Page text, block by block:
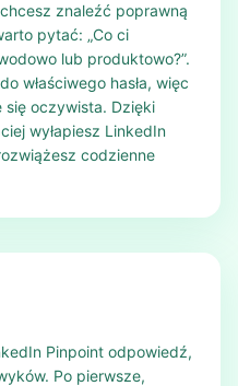
znaleźć poprawną
pytać: „Co ci
lub produktowo?”.
właściwego hasła, więc
się oczywista. Dzięki
wyłapiesz LinkedIn
codzienne
Pinpoint odpowiedź,
Po pierwsze,